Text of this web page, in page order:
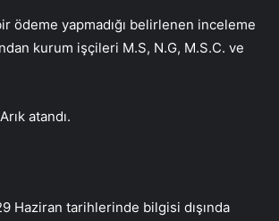
ödeme yapmadığı belirlenen inceleme
kurum işçileri M.S, N.G, M.S.C. ve
atandı.
Haziran tarihlerinde bilgisi dışında